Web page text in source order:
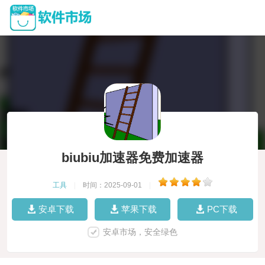
biubiu加速器免费加速器
工具 时间：2025-09-01
安卓下载 苹果下载 PC下载
安卓市场，安全绿色